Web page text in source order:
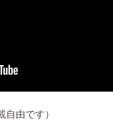
由です）